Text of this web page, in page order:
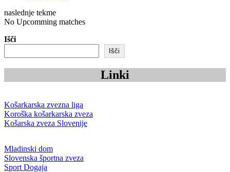
naslednje tekme
No Upcomming matches
Išči
Išči
Linki
Košarkarska zvezna liga
Koroška košarkarska zveza
Košarska zveza Slovenije
Mladinski dom
Slovenska športna zveza
Sport Dogaja